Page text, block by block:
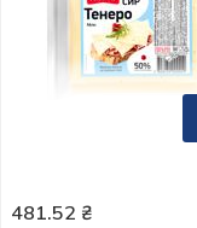
481.52 ₴